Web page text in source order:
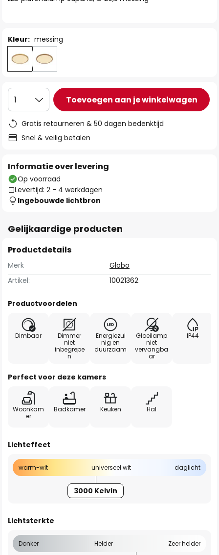
Kleur: messing
1 Toevoegen aan je winkelwagen
Gratis retourneren & 50 dagen bedenktijd
Snel & veilig betalen
Informatie over levering
Op voorraad
Levertijd: 2 - 4 werkdagen
Ingebouwde lichtbron
Gelijkaardige producten
Productdetails
Merk
Globo
Artikel:
10021362
Productvoordelen
Dimbaar
Dimmer
niet
inbegrepe
n
Energiezui
nig en
duurzaam
Gloeilamp
niet
vervangba
ar
IP44
Perfect voor deze kamers
Woonkam
er
Badkamer Keuken Hal
Lichteffect
warm-wit universeel wit daglicht
3000 Kelvin
Lichtsterkte
Donker Helder Zeer helder